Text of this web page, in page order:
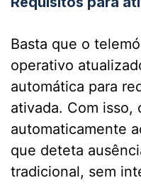
Basta que o
operativo
automática para
ativada. Com
automaticamente
que deteta
tradicional, sem